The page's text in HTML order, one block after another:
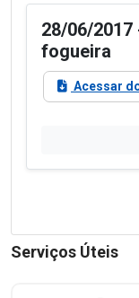
28/06/
fogueira
Acessar
Serviços Úteis